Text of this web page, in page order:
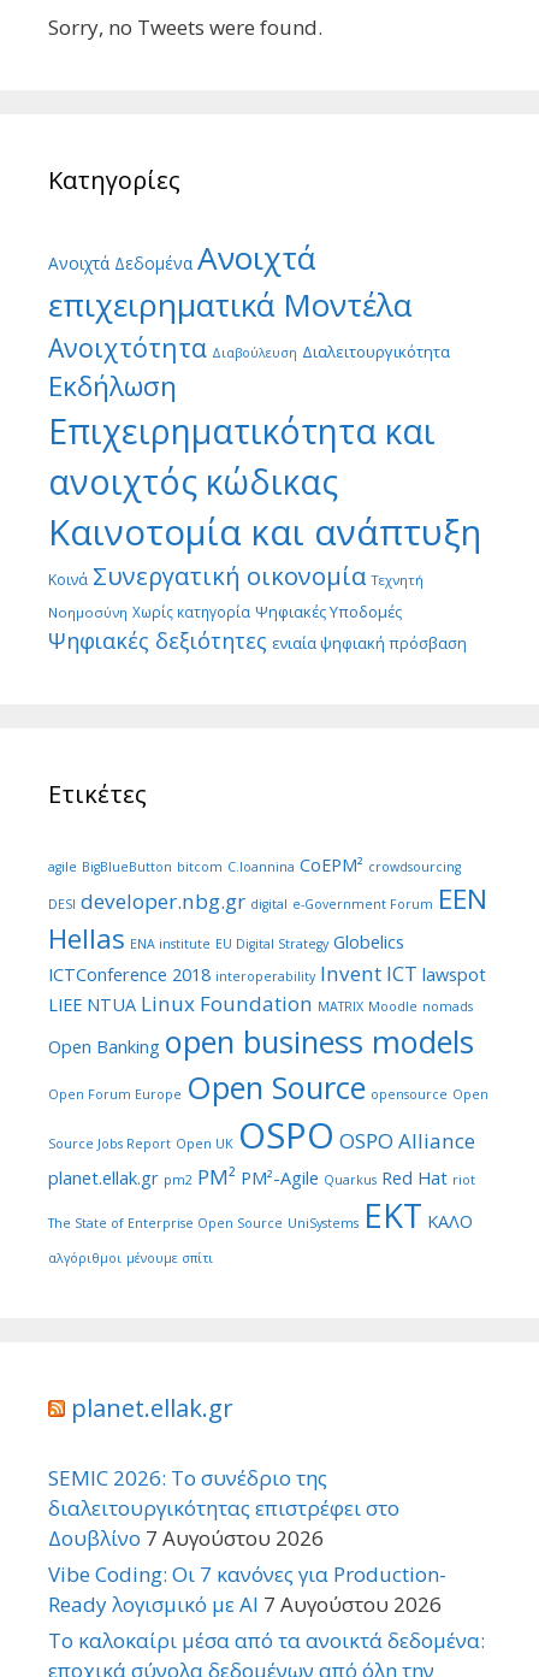
Sorry, no Tweets were found.
Κατηγορίες
Ανοιχτά Δεδομένα Ανοιχτά
επιχειρηματικά Μοντέλα
Ανοιχτότητα Διαβούλευση Διαλειτουργικότητα
Εκδήλωση
Επιχειρηματικότητα και
ανοιχτός κώδικας
Καινοτομία και ανάπτυξη
Κοινά Συνεργατική οικονομία Τεχνητή
Νοημοσύνη Χωρίς κατηγορία Ψηφιακές Υποδομές
Ψηφιακές δεξιότητες ενιαία ψηφιακή πρόσβαση
Ετικέτες
agile BigBlueButton bitcom C.Ioannina CoEPM² crowdsourcing
DESI developer.nbg.gr digital e-Government Forum EEN
Hellas ENA institute EU Digital Strategy Globelics
ICTConference 2018 interoperability Invent ICT lawspot
LIEE NTUA Linux Foundation MATRIX Moodle nomads
Open Banking open business models
Open Forum Europe Open Source opensource Open
Source Jobs Report Open UK OSPO OSPO Alliance
planet.ellak.gr pm2 PM² PM²-Agile Quarkus Red Hat riot
The State of Enterprise Open Source UniSystems ΕΚΤ ΚΑΛΟ
αλγόριθμοι μένουμε σπίτι
planet.ellak.gr
SEMIC 2026: Το συνέδριο της
διαλειτουργικότητας επιστρέφει στο
Δουβλίνο 7 Αυγούστου 2026
Vibe Coding: Οι 7 κανόνες για Production-
Ready λογισμικό με AI 7 Αυγούστου 2026
Το καλοκαίρι μέσα από τα ανοικτά δεδομένα:
εποχικά σύνολα δεδομένων από όλη την